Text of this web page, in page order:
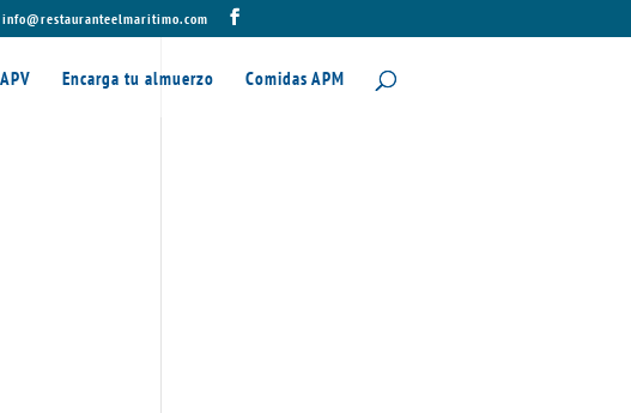
info@restauranteelmaritimo.com
Encarga tu almuerzo Comidas APM